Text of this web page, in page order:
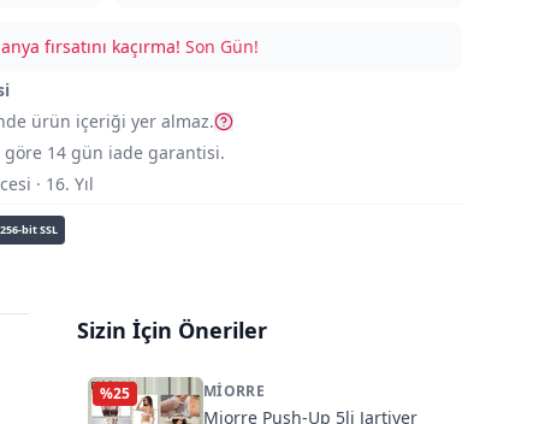
fırsatını kaçırma! Son Gün!
ürün içeriği yer almaz.
göre 14 gün iade garantisi.
· 16. Yıl
256-bit SSL
Sizin İçin Öneriler
%25 MIORRE
Miorre Push-Up 5li Jartiyer